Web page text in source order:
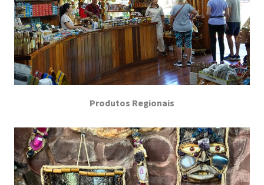
Produtos Regionais